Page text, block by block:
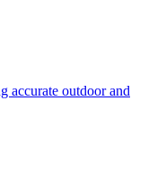
accurate outdoor and